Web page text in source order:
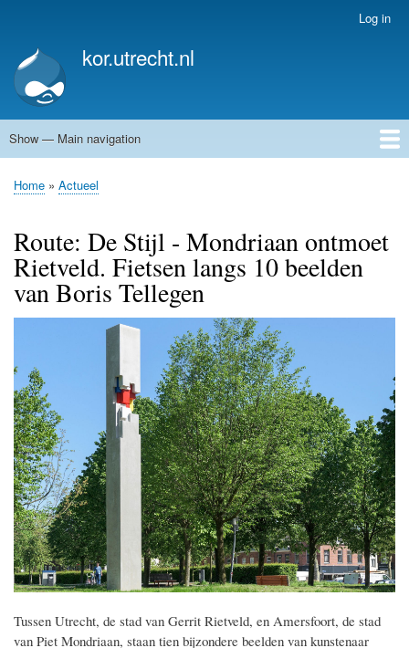
account
menu
Log in
kor.utrecht.nl
Main
Show — Main navigation
Home
Kunstwerken
Actueel
Routes
Breadcrumb
Home Actueel
Route: De Stijl - Mondriaan ontmoet
Rietveld. Fietsen langs 10 beelden
van Boris Tellegen
Tussen Utrecht, de stad van Gerrit Rietveld, en Amersfoort, de stad
van Piet Mondriaan, staan tien bijzondere beelden van kunstenaar